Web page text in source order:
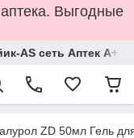
Выгодные
AS сеть Аптек А+
ZD 50мл Гель